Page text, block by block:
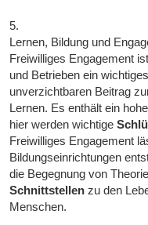
5.
Lernen, Bildung und
Freiwilliges Engagement
und Betrieben ein
unverzichtbaren Beitrag
Lernen. Es enthält ein
hier werden wichtige
Freiwilliges Engagement
Bildungseinrichtungen
die Begegnung von
Schnittstellen zu den
Menschen.